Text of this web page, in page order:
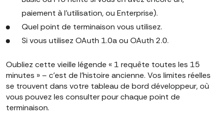
paiement à l'utilisation, ou Enterprise).
Quel point de terminaison vous utilisez.
Si vous utilisez OAuth 1.0a ou OAuth 2.0.
Oubliez cette vieille légende « 1 requête toutes les 15
minutes » – c'est de l'histoire ancienne. Vos limites réelles
se trouvent dans votre tableau de bord développeur, où
vous pouvez les consulter pour chaque point de
terminaison.